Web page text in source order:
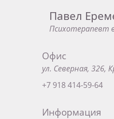
Павел
Психотерапевт
Офис
ул. Северная, 326,
+7 918 414-59-64
Информация